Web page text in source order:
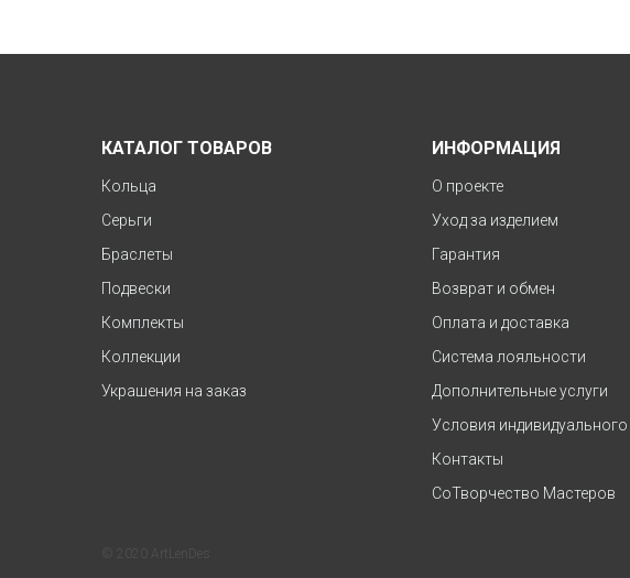
КАТАЛОГ ТОВАРОВ
Кольца
Серьги
Браслеты
Подвески
Комплекты
Коллекции
Украшения на заказ
ИНФОРМАЦИЯ
О проекте
Уход за изделием
Гарантия
Возврат и обмен
Оплата и доставка
Система лояльности
Дополнительные услуги
Условия индивидуального
Контакты
СоТворчество Мастеров
© 2020 ArtLenDes